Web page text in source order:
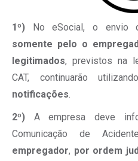
1º) No eSocial, o envio
somente pelo o
legitimados, previstos na
CAT, continuarão
notificações.
2º) A empresa deve
Comunicação de
empregador, por ordem